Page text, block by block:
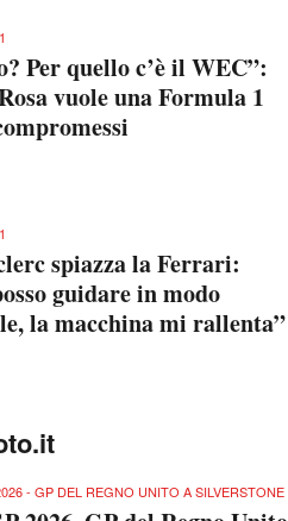
Per quello c’è il WEC”:
vuole una Formula 1
spiazza la Ferrari:
guidare in modo
la macchina mi rallenta”
- GP DEL REGNO UNITO A SILVERSTONE